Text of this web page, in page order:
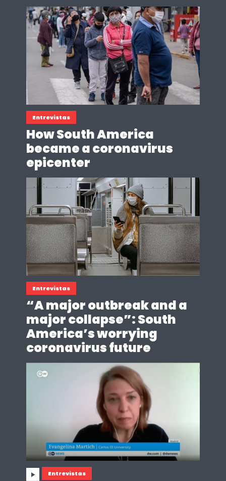
Entrevistas
How South America
became a coronavirus
epicenter
Entrevistas
“A major outbreak and a
major collapse”: South
America’s worrying
coronavirus future
Entrevistas